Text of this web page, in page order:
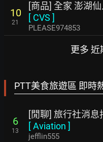
10
21
[商品] 全家 澎湖
[ CVS ]
PLEASE974853
更多 近
PTT美食旅遊區 即時
6
13
[閒聊] 旅行社消
[Aviation ]
jefflin555